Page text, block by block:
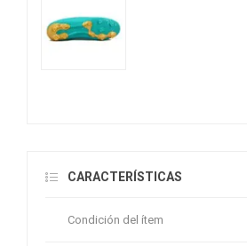
CARACTERÍSTICAS
Condición del ítem